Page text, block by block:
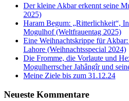
Der kleine Akbar erkennt seine
2025)
Haram Begum: „Ritterlichkeit“,
Mogulhof (Weltfrauentag 2025)
Eine Weihnachtskrippe für
Lahore (Weihnachtsspecial 2024)
Die Fromme, die Vorlaute und
Mogulherrscher Jahângîr und
Meine Ziele bis zum 31.12.24
Neueste Kommentare